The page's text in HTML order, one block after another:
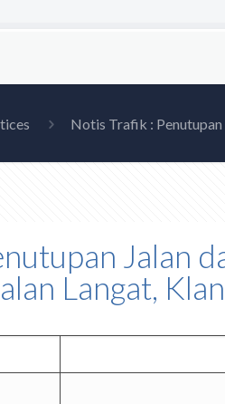
Notis Trafik : Penutupan
Jalan
Langat,